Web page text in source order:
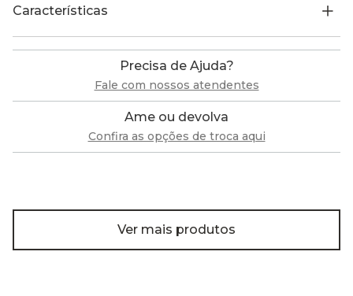
Características
Precisa de Ajuda?
Fale com nossos atendentes
Ame ou devolva
Confira as opções de troca aqui
Ver mais produtos